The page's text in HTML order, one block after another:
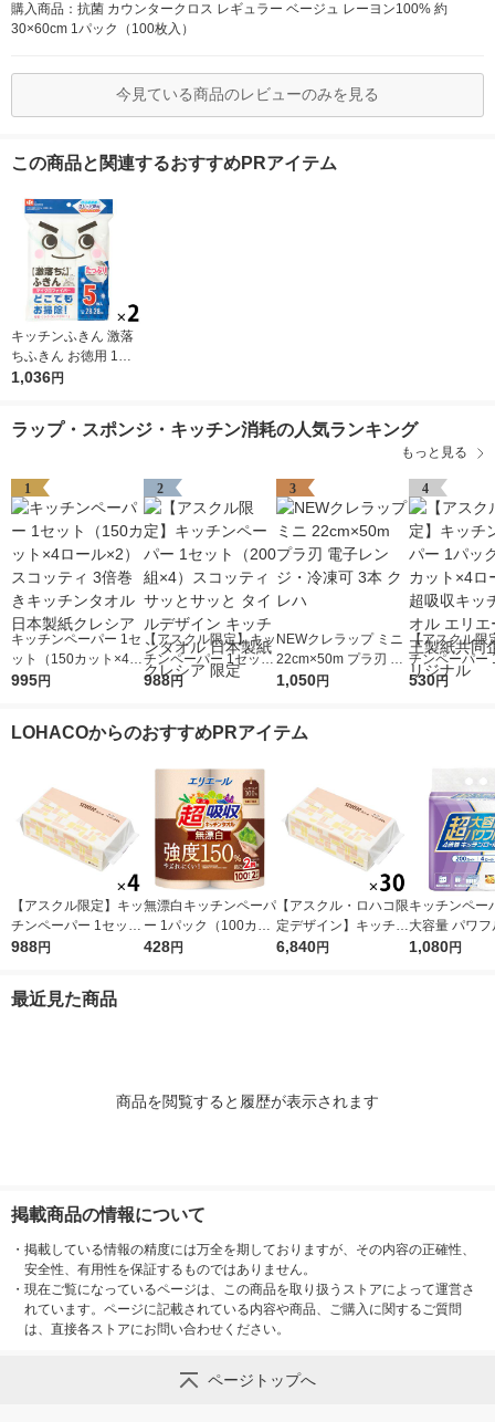
購入商品：抗菌 カウンタークロス レギュラー ベージュ レーヨン100% 約
30×60cm 1パック（100枚入）
今見ている商品のレビューのみを見る
この商品と関連するおすすめPRアイテム
キッチンふきん 激落
ちふきん お徳用 1セ
ット（5枚入×2パッ
1,036円
ラップ・スポンジ・キッチン消耗の人気ランキング
もっと見る
1
キッチンペーパー 1セ
ット（150カット×4ロ
ール×2） スコッティ
995円
2
【アスクル限定】キッ
チンペーパー 1セット
（200組×4）スコッテ
タオル 日本製紙クレ
988円
3
NEWクレラップ ミニ
22cm×50m プラ刃 電
子レンジ・冷凍可 3本
1,050円
4
【アスクル限
チンペーパー
（120カット
530円
LOHACOからのおすすめPRアイテム
【アスクル限定】キッ
チンペーパー 1セット
（200組×4）スコッテ
タオル 日本製紙クレ
988円
無漂白キッチンペーパ
ー 1パック（100カッ
ト×2ロール）超吸収
428円
【アスクル・ロハコ限
定デザイン】キッチン
ペーパー スコッティ
6,840円
キッチンペー
大容量 パワ
巻 キッチン
1,080円
最近見た商品
商品を閲覧すると履歴が表示されます
掲載商品の情報について
・ 掲載している情報の精度には万全を期しておりますが、その内容の正確性、
安全性、有用性を保証するものではありません。
・ 現在ご覧になっているページは、この商品を取り扱うストアによって運営さ
れています。ページに記載されている内容や商品、ご購入に関するご質問
は、直接各ストアにお問い合わせください。
ページトップへ